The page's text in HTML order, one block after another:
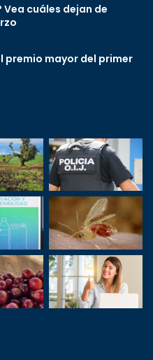
cuáles dejan de
premio mayor del primer